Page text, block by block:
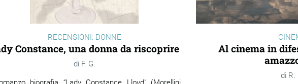
RECENSIONI: DONNE
Constance, una donna da riscoprire
F. G.
Al cinema in
R.